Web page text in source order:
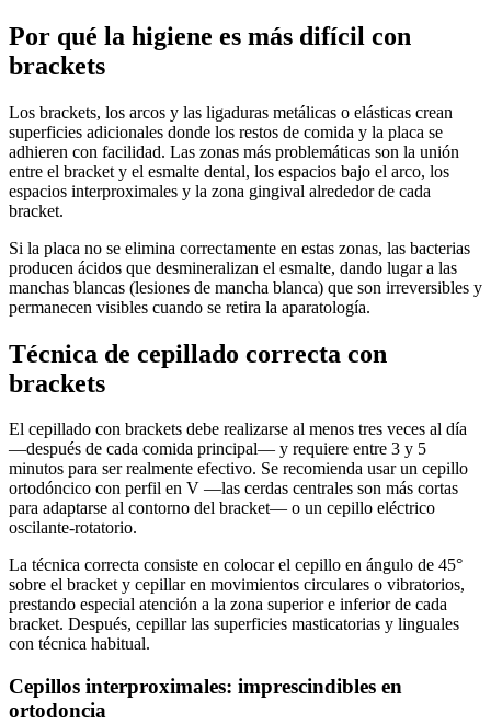
Por qué la higiene es más difícil con
brackets
Los brackets, los arcos y las ligaduras metálicas o elásticas crean
superficies adicionales donde los restos de comida y la placa se
adhieren con facilidad. Las zonas más problemáticas son la unión
entre el bracket y el esmalte dental, los espacios bajo el arco, los
espacios interproximales y la zona gingival alrededor de cada
bracket.
Si la placa no se elimina correctamente en estas zonas, las bacterias
producen ácidos que desmineralizan el esmalte, dando lugar a las
manchas blancas (lesiones de mancha blanca) que son irreversibles y
permanecen visibles cuando se retira la aparatología.
Técnica de cepillado correcta con
brackets
El cepillado con brackets debe realizarse al menos tres veces al día
—después de cada comida principal— y requiere entre 3 y 5
minutos para ser realmente efectivo. Se recomienda usar un cepillo
ortodóncico con perfil en V —las cerdas centrales son más cortas
para adaptarse al contorno del bracket— o un cepillo eléctrico
oscilante-rotatorio.
La técnica correcta consiste en colocar el cepillo en ángulo de 45°
sobre el bracket y cepillar en movimientos circulares o vibratorios,
prestando especial atención a la zona superior e inferior de cada
bracket. Después, cepillar las superficies masticatorias y linguales
con técnica habitual.
Cepillos interproximales: imprescindibles en
ortodoncia